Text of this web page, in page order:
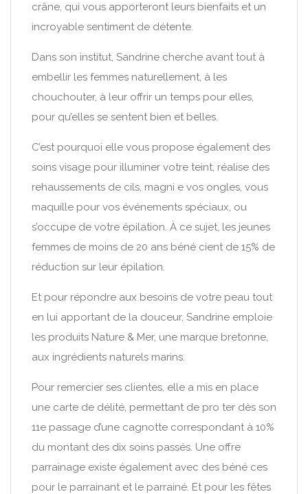
crâne, qui vous apporteront leurs bienfaits et un
incroyable sentiment de détente.
Dans son institut, Sandrine cherche avant tout à
embellir les femmes naturellement, à les
chouchouter, à leur offrir un temps pour elles,
pour qu’elles se sentent bien et belles.
C’est pourquoi elle vous propose également des
soins visage pour illuminer votre teint, réalise des
rehaussements de cils, magni e vos ongles, vous
maquille pour vos événements spéciaux, ou
s’occupe de votre épilation. À ce sujet, les jeunes
femmes de moins de 20 ans béné cient de 15% de
réduction sur leur épilation.
Et pour répondre aux besoins de votre peau tout
en lui apportant de la douceur, Sandrine emploie
les produits Nature & Mer, une marque bretonne,
aux ingrédients naturels marins.
Pour remercier ses clientes, elle a mis en place
une carte de délité, permettant de pro ter dès son
11e passage d’une cagnotte correspondant à 10%
du montant des dix soins passés. Une offre
parrainage existe également avec des béné ces
pour le parrainant et le parrainé. Et pour les fêtes